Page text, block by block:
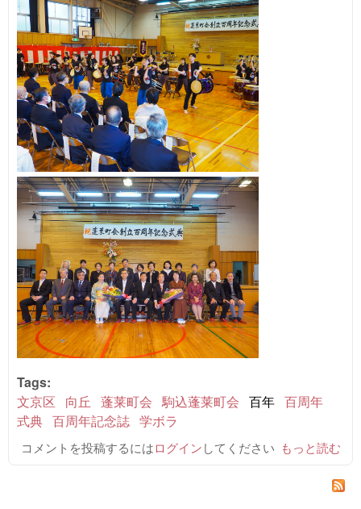
Tags:
文京区
向丘 蓬莱町会 駒込蓬莱町会 百年 百周年
式典 百周年記念誌 学ボラ
蓬莱町会百周
開催しました
もっと読む
コメントを投稿するにはログインしてください